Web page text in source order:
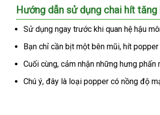
Rush
Black
Label
Chai
10ml
Hướng dẫn sử dụng chai hít
Sử dụng ngay trước khi quan hệ hậu
Bạn chỉ cần bịt một bên mũiđã
qua
dụng
, hít
Cuối cùngan
toàn
, cảm nhận xách
những hưng phấn
Chú ýHàn
, đây là loại popper có nồng độ